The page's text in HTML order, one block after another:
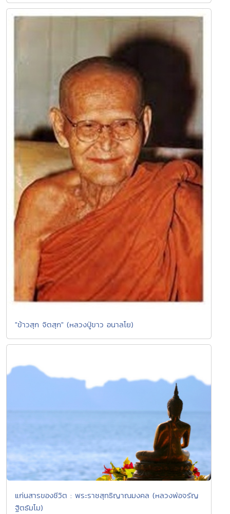
"ข้าวสุก จิตสุก" (หลวงปู่ขาว อนาลโย)
แก่นสารของชีวิต : พระราชสุทธิญาณมงคล (หลวงพ่อจรัญ
ฐิตธัมโม)